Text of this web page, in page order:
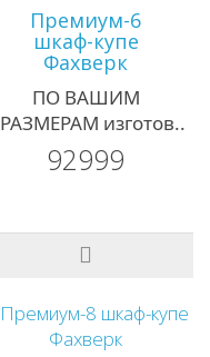
Премиум-6
шкаф-купе
Фахверк
ПО ВАШИМ
РАЗМЕРАМ изготов..
92999